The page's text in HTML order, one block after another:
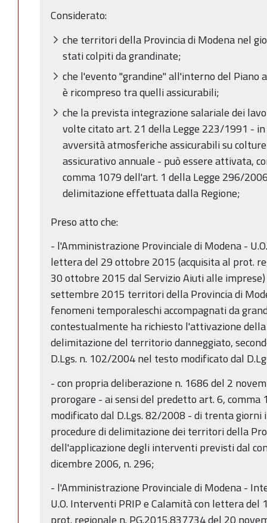
Considerato:
che territori della Provincia di Modena nel
stati colpiti da grandinate;
che l'evento "grandine" all'interno del Piano
è ricompreso tra quelli assicurabili;
che la prevista integrazione salariale dei
volte citato art. 21 della Legge 223/1991 -
avversità atmosferiche assicurabili su
assicurativo annuale - può essere attivata,
comma 1079 dell'art. 1 della Legge 296/
delimitazione effettuata dalla Regione;
Preso atto che:
- l'Amministrazione Provinciale di Modena -
lettera del 29 ottobre 2015 (acquisita al prot.
30 ottobre 2015 dal Servizio Aiuti alle
settembre 2015 territori della Provincia di
fenomeni temporaleschi accompagnati da
contestualmente ha richiesto l'attivazione
delimitazione del territorio danneggiato,
D.Lgs. n. 102/2004 nel testo modificato dal
- con propria deliberazione n. 1686 del 2
prorogare - ai sensi del predetto art. 6, comma
modificato dal D.Lgs. 82/2008 - di trenta
procedure di delimitazione dei territori della
dell'applicazione degli interventi previsti dal
dicembre 2006, n. 296;
- l'Amministrazione Provinciale di Modena -
U.O. Interventi PRIP e Calamità con lettera del